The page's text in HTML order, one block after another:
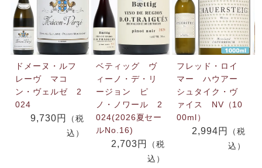
ドメーヌ・ルフ
レーヴ マコ
ン・ヴェルゼ 2
024
9,730円
（税
込）
ベティッグ ヴ
ィーノ・デ・リ
ージョン ピ
ノ・ノワール 2
024(2026夏セー
ルNo.16)
2,703円
（税
込）
フレッド・ロイ
マー ハウアー
シュタイク・ヴ
ァイス NV（10
00ml）
2,994円
（税
込）